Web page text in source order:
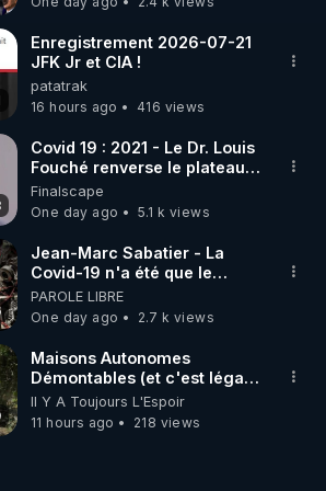
:
:
bio-nano-électromagnétiques"
v/nCLhQKvh
:
les moyens de défense et
mots d'espoir.
les sujets de la santé et de la
v/86dcw9SZ
23 :
armes bio-nano-
v/nCLhQKvh
:
livres et films prouvant/illustrant
Enregistrement 2026-07-21
JFK Jr et CIA !
patatrak
16 hours ago
416 views
Covid 19 : 2021 - Le Dr. Louis
Fouché renverse le plateau
de CNews !
Finalscape
One day ago
5.1 k views
Jean-Marc Sabatier - La
Covid-19 n'a été que le
début - L'ARNm & l'ARNm-aa
jusqu où auront-t-il ?
PAROLE LIBRE
One day ago
2.7 k views
Maisons Autonomes
Démontables (et c'est légal).
Visite éco village en
Bretagne
Il Y A Toujours L'Espoir
11 hours ago
218 views